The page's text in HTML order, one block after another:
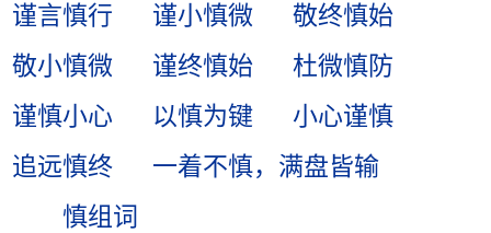
谨言慎行
谨小慎微
敬终慎始
敬小慎微
谨终慎始
杜微慎防
谨慎小心
以慎为键
小心谨慎
追远慎终
一着不慎，满盘皆输
慎组词